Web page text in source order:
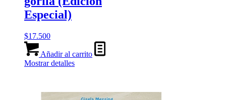
Especial)
$17.500
Añadir al carrito
Mostrar detalles